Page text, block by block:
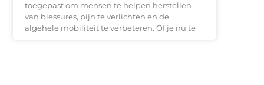
toegepast om mensen te helpen herstellen
van blessures, pijn te verlichten en de
algehele mobiliteit te verbeteren. Of je nu te